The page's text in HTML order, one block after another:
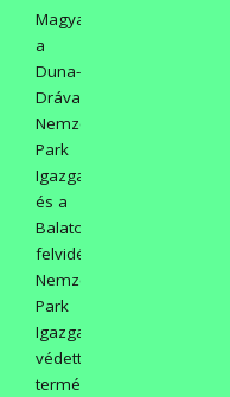
Magyarországon
a
Duna-
Dráva
Nemzeti
Park
Igazgatóság
és a
Balaton-
felvidéki
Nemzeti
Park
Igazgatóság
védett
természeti